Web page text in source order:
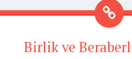
Birlik ve